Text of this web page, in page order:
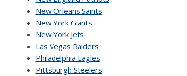
New Orleans Saints
New York Giants
New York Jets
Las Vegas Raiders
Philadelphia Eagles
Pittsburgh Steelers